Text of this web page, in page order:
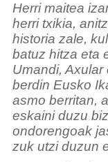
Herri maitea
herri txikia,
historia zale,
batuz hitza eta
Umandi,
berdin Eusko
asmo berritan,
eskaini duzu
ondorengoak
zuk utzi duzun